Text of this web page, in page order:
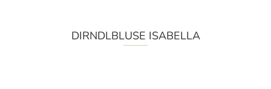
DIRNDLBLUSE ISABELLA